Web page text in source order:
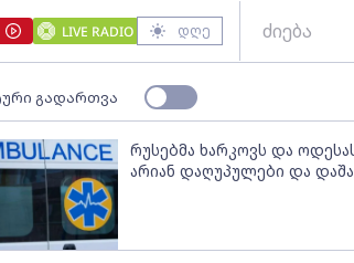
LIVE RADIO დღე
გადართვა
რუსებმა ხარკოვს და
არიან დაღუპულები და